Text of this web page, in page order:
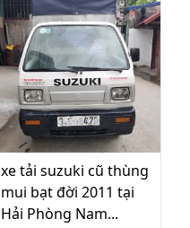
xe tải suzuki cũ thùng
mui bạt đời 2011 tại
Hải Phòng Nam...